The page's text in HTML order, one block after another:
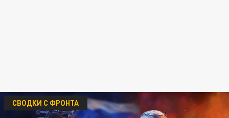
СВОДКИ С ФРОНТА